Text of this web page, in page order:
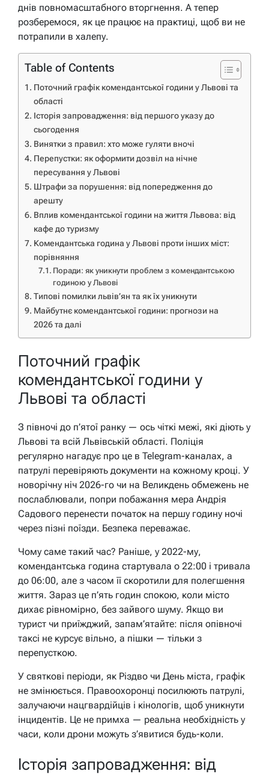
днів повномасштабного вторгнення. А тепер
розберемося, як це працює на практиці, щоб ви не
потрапили в халепу.
Table of Contents
Поточний графік комендантської години у Львові та
області
Історія запровадження: від першого указу до
сьогодення
Винятки з правил: хто може гуляти вночі
Перепустки: як оформити дозвіл на нічне
пересування у Львові
Штрафи за порушення: від попередження до
арешту
Вплив комендантської години на життя Львова: від
кафе до туризму
Комендантська година у Львові проти інших міст:
порівняння
Поради: як уникнути проблем з комендантською
годиною у Львові
Типові помилки львів’ян та як їх уникнути
Майбутнє комендантської години: прогнози на
2026 та далі
Поточний графік
комендантської години у
Львові та області
З півночі до п’ятої ранку — ось чіткі межі, які діють у
Львові та всій Львівській області. Поліція
регулярно нагадує про це в Telegram-каналах, а
патрулі перевіряють документи на кожному кроці. У
новорічну ніч 2026-го чи на Великдень обмежень не
послаблювали, попри побажання мера Андрія
Садового перенести початок на першу годину ночі
через пізні поїзди. Безпека переважає.
Чому саме такий час? Раніше, у 2022-му,
комендантська година стартувала о 22:00 і тривала
до 06:00, але з часом її скоротили для полегшення
життя. Зараз це п’ять годин спокою, коли місто
дихає рівномірно, без зайвого шуму. Якщо ви
турист чи приїжджий, запам’ятайте: після опівночі
таксі не курсує вільно, а пішки — тільки з
перепусткою.
У святкові періоди, як Різдво чи День міста, графік
не змінюється. Правоохоронці посилюють патрулі,
залучаючи нацгвардійців і кінологів, щоб уникнути
інцидентів. Це не примха — реальна необхідність у
часи, коли дрони можуть з’явитися будь-коли.
Історія запровадження: від